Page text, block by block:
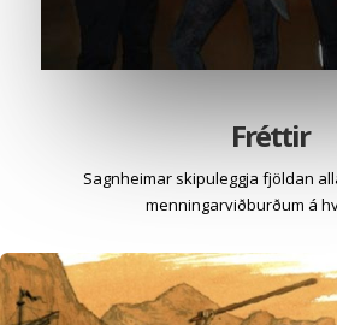
Fréttir
Sagnheimar skipuleggja fjöldan
menningarviðburðum á